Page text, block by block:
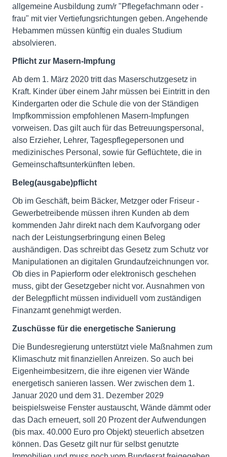
allgemeine Ausbildung zum/r "Pflegefachmann oder -
frau" mit vier Vertiefungsrichtungen geben. Angehende
Hebammen müssen künftig ein duales Studium
absolvieren.
Pflicht zur Masern-Impfung
Ab dem 1. März 2020 tritt das Maserschutzgesetz in
Kraft. Kinder über einem Jahr müssen bei Eintritt in den
Kindergarten oder die Schule die von der Ständigen
Impfkommission empfohlenen Masern-Impfungen
vorweisen. Das gilt auch für das Betreuungspersonal,
also Erzieher, Lehrer, Tagespflegepersonen und
medizinisches Personal, sowie für Geflüchtete, die in
Gemeinschaftsunterkünften leben.
Beleg(ausgabe)pflicht
Ob im Geschäft, beim Bäcker, Metzger oder Friseur -
Gewerbetreibende müssen ihren Kunden ab dem
kommenden Jahr direkt nach dem Kaufvorgang oder
nach der Leistungserbringung einen Beleg
aushändigen. Das schreibt das Gesetz zum Schutz vor
Manipulationen an digitalen Grundaufzeichnungen vor.
Ob dies in Papierform oder elektronisch geschehen
muss, gibt der Gesetzgeber nicht vor. Ausnahmen von
der Belegpflicht müssen individuell vom zuständigen
Finanzamt genehmigt werden.
Zuschüsse für die energetische Sanierung
Die Bundesregierung unterstützt viele Maßnahmen zum
Klimaschutz mit finanziellen Anreizen. So auch bei
Eigenheimbesitzern, die ihre eigenen vier Wände
energetisch sanieren lassen. Wer zwischen dem 1.
Januar 2020 und dem 31. Dezember 2029
beispielsweise Fenster austauscht, Wände dämmt oder
das Dach erneuert, soll 20 Prozent der Aufwendungen
(bis max. 40.000 Euro pro Objekt) steuerlich absetzen
können. Das Gesetz gilt nur für selbst genutzte